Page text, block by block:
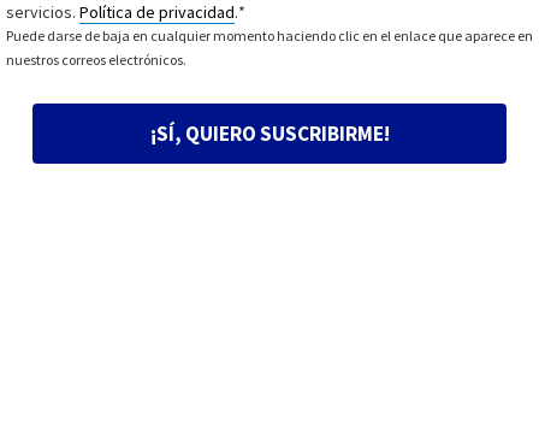
servicios. Política de privacidad.*
Puede darse de baja en cualquier momento haciendo clic en el enlace que aparece en
nuestros correos electrónicos.